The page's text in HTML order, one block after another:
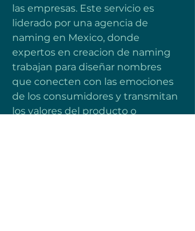
las empresas. Este servicio es
liderado por una agencia de
naming en Mexico, donde
expertos en creacion de naming
trabajan para diseñar nombres
que conecten con las emociones
de los consumidores y transmitan
los valores del producto o